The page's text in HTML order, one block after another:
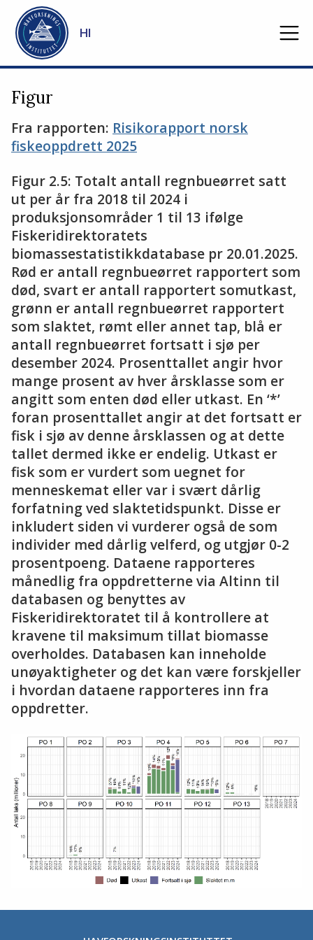
Gå til hovedinnhold
HI
Figur
Fra rapporten: Risikorapport norsk
fiskeoppdrett 2025
Figur 2.5: Totalt antall regnbueørret satt
ut per år fra 2018 til 2024 i
produksjonsområder 1 til 13 ifølge
Fiskeridirektoratets
biomassestatistikkdatabase pr 20.01.2025.
Rød er antall regnbueørret rapportert som
død, svart er antall rapportert somutkast,
grønn er antall regnbueørret rapportert
som slaktet, rømt eller annet tap, blå er
antall regnbueørret fortsatt i sjø per
desember 2024. Prosenttallet angir hvor
mange prosent av hver årsklasse som er
angitt som enten død eller utkast. En ‘*’
foran prosenttallet angir at det fortsatt er
fisk i sjø av denne årsklassen og at dette
tallet dermed ikke er endelig. Utkast er
fisk som er vurdert som uegnet for
menneskemat eller var i svært dårlig
forfatning ved slaktetidspunkt. Disse er
inkludert siden vi vurderer også de som
individer med dårlig velferd, og utgjør 0-2
prosentpoeng. Dataene rapporteres
månedlig fra oppdretterne via Altinn til
databasen og benyttes av
Fiskeridirektoratet til å kontrollere at
kravene til maksimum tillat biomasse
overholdes. Databasen kan inneholde
unøyaktigheter og det kan være forskjeller
i hvordan dataene rapporteres inn fra
oppdretter.